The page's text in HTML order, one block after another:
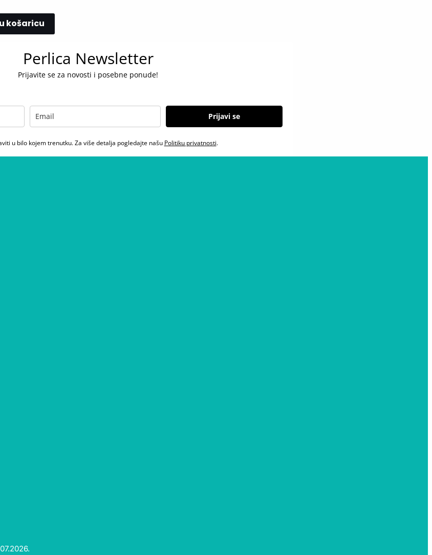
košaricu
Perlica Newsletter
Prijavite se za novosti i posebne ponude!
Prijavi se
u bilo kojem trenutku. Za više detalja pogledajte našu Politiku privatnosti.